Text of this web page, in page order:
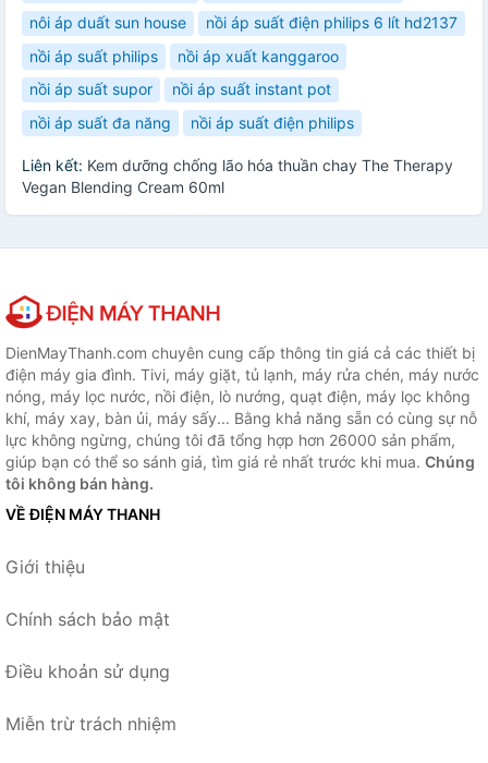
nôi áp duất sun house
nồi áp suất điện philips 6 lít hd2137
nồi áp suất philips
nồi áp xuất kanggaroo
nồi áp suất supor
nồi áp suất instant pot
nồi áp suất đa năng
nồi áp suất điện philips
Liên kết: Kem dưỡng chống lão hóa thuần chay The Therapy
Vegan Blending Cream 60ml
DienMayThanh.com chuyên cung cấp thông tin giá cả các thiết bị
điện máy gia đình. Tivi, máy giặt, tủ lạnh, máy rửa chén, máy nước
nóng, máy lọc nước, nồi điện, lò nướng, quạt điện, máy lọc không
khí, máy xay, bàn ủi, máy sấy... Bằng khả năng sẵn có cùng sự nỗ
lực không ngừng, chúng tôi đã tổng hợp hơn 26000 sản phẩm,
giúp bạn có thể so sánh giá, tìm giá rẻ nhất trước khi mua. Chúng
tôi không bán hàng.
VỀ ĐIỆN MÁY THANH
Giới thiệu
Chính sách bảo mật
Điều khoản sử dụng
Miễn trừ trách nhiệm